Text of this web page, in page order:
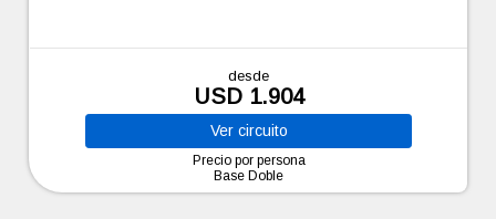
desde
USD 1.904
Ver circuito
Precio por persona
Base Doble